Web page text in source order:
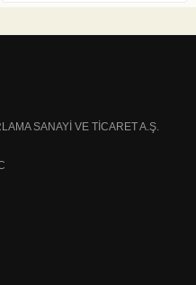
SANAYİ VE TİCARET A.Ş.